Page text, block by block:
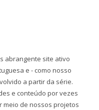
abrangente site ativo
e - como nosso
a partir da série.
e conteúdo por vezes
meio de nossos projetos